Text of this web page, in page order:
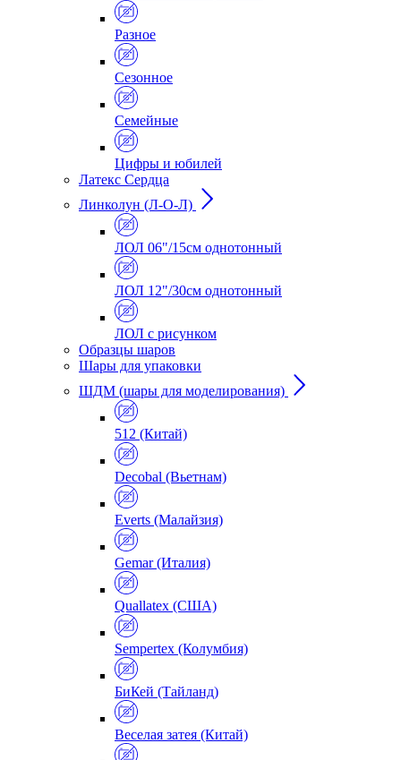
Разное
Сезонное
Семейные
Цифры и юбилей
Латекс Сердца
Линколун (Л-О-Л)
ЛОЛ 06"/15см однотонный
ЛОЛ 12"/30см однотонный
ЛОЛ с рисунком
Образцы шаров
Шары для упаковки
ШДМ (шары для моделирования)
512 (Китай)
Decobal (Вьетнам)
Everts (Малайзия)
Gemar (Италия)
Quallatex (США)
Sempertex (Колумбия)
БиКей (Тайланд)
Веселая затея (Китай)